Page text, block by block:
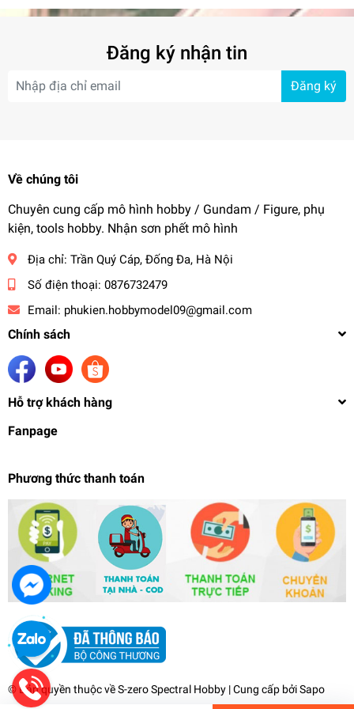
Đăng ký nhận tin
Đăng ký
Về chúng tôi
Chuyên cung cấp mô hình hobby / Gundam / Figure, phụ
kiện, tools hobby. Nhận sơn phết mô hình
Địa chỉ: Trần Quý Cáp, Đống Đa, Hà Nội
Số điện thoại: 0876732479
Email: phukien.hobbymodel09@gmail.com
Chính sách
Hỗ trợ khách hàng
Fanpage
Phương thức thanh toán
© Bản quyền thuộc vềS-zero Spectral Hobby | Cung cấp bởiSapo
Giáy chà nhám mịn con ngựa Horse Abrasive
Quality
12.500₫